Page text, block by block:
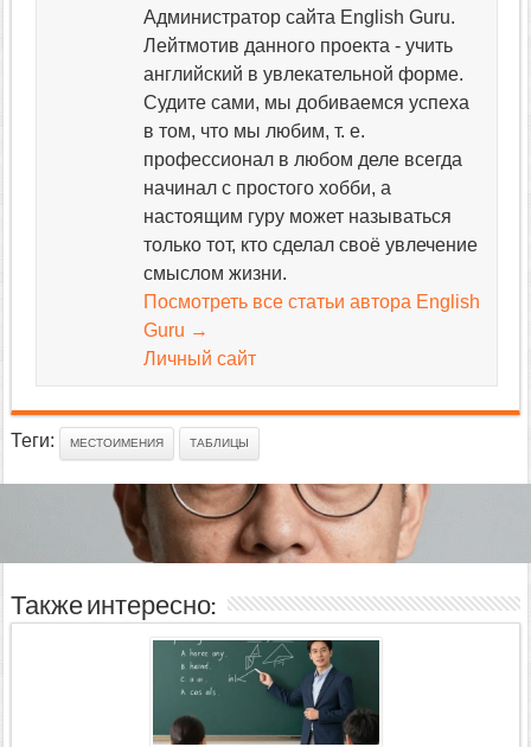
Администратор сайта English Guru.
Лейтмотив данного проекта - учить
английский в увлекательной форме.
Судите сами, мы добиваемся успеха
в том, что мы любим, т. е.
профессионал в любом деле всегда
начинал с простого хобби, а
настоящим гуру может называться
только тот, кто сделал своё увлечение
смыслом жизни.
Посмотреть все статьи автора English
Guru →
Личный сайт
Теги: МЕСТОИМЕНИЯ ТАБЛИЦЫ
Также интересно: